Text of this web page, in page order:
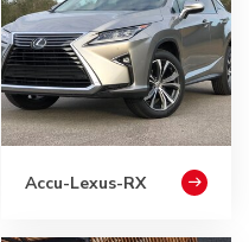
Accu-Lexus-RX